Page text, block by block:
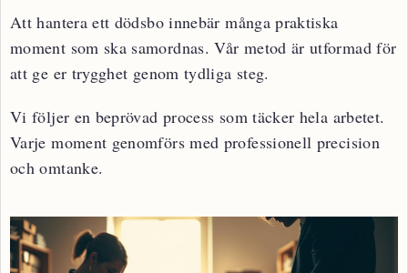
Att hantera ett dödsbo innebär många praktiska
moment som ska samordnas. Vår metod är utformad för
att ge er trygghet genom tydliga steg.
Vi följer en beprövad process som täcker hela arbetet.
Varje moment genomförs med professionell precision
och omtanke.